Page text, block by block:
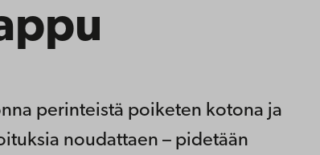
perinteistä poiketen kotona ja
noudattaen – pidetään